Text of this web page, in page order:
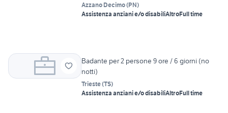
Azzano Decimo(PN)
Assistenza anziani e/o disabiliAltroFull time
Badante per 2 persone 9 ore / 6 giorni (no
notti)
Trieste(TS)
Assistenza anziani e/o disabiliAltroFull time